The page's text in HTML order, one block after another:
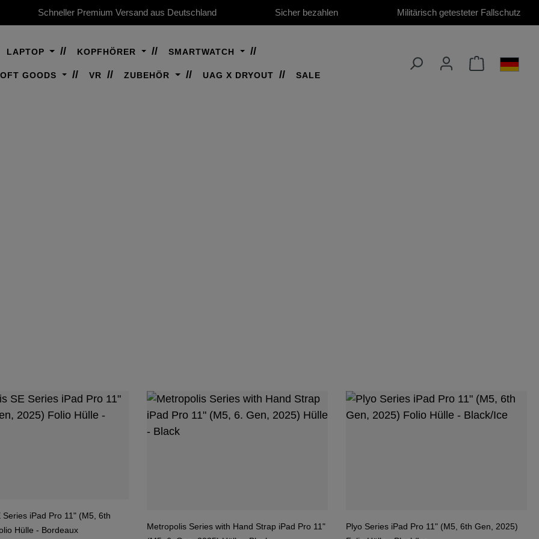
Schneller Premium Versand aus Deutschland Sicher bezahlen Militärisch getesteter Fallschutz
LAPTOP KOPFHÖRER SMARTWATCH
GOODS VR ZUBEHÖR UAG X DRYOUT SALE
Series iPad Pro 11" (M5, 6th
Hülle - Bordeaux
Metropolis Series with Hand Strap iPad Pro 11"
Plyo Series iPad Pro 11" (M5, 6th Gen, 2025)